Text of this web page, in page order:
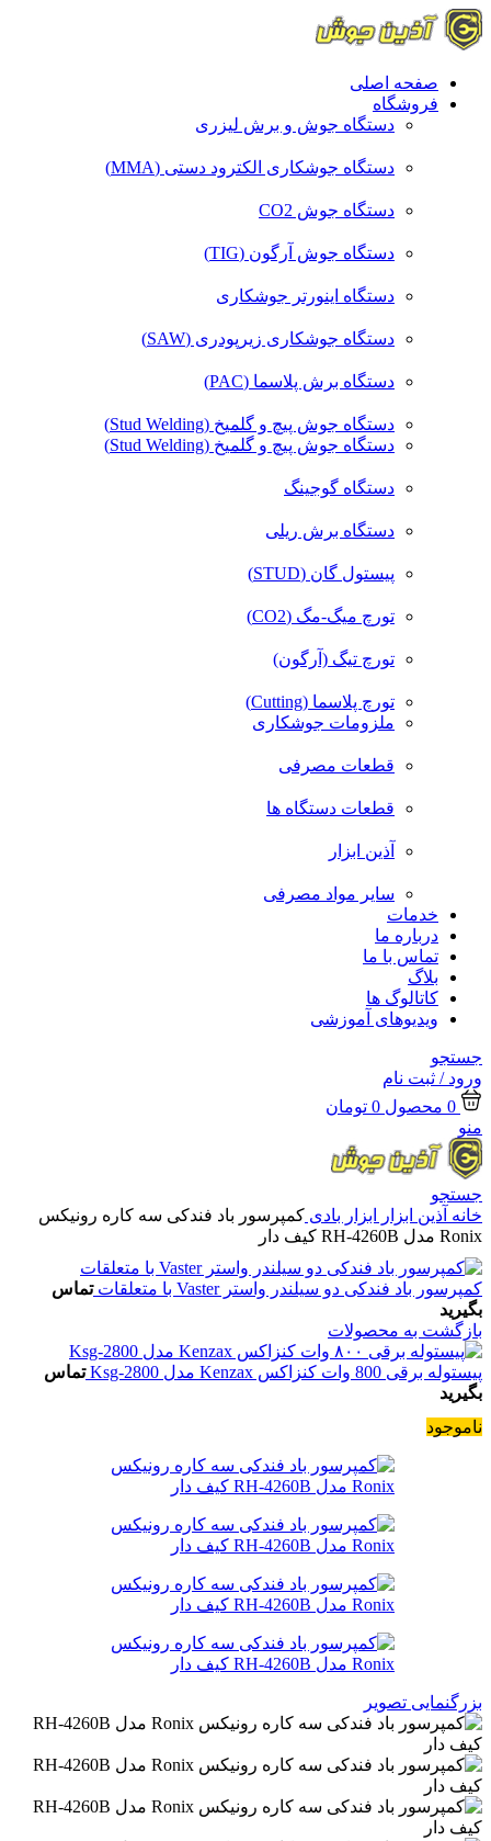
صفحه اصلی
فروشگاه
دستگاه جوش و برش لیزری
دستگاه جوشکاری الکترود دستی (MMA)
دستگاه جوش CO2
دستگاه جوش آرگون (TIG)
دستگاه اینورتر جوشکاری
دستگاه جوشکاری زیرپودری (SAW)
دستگاه برش پلاسما (PAC)
دستگاه جوش پیچ و گلمیخ (Stud Welding)
دستگاه جوش پیچ و گلمیخ (Stud Welding)
دستگاه گوجینگ
دستگاه برش ریلی
پیستول گان (STUD)
تورچ میگ-مگ (CO2)
تورچ تیگ (آرگون)
تورچ پلاسما (Cutting)
ملزومات جوشکاری
قطعات مصرفی
قطعات دستگاه ها
آذین ابزار
سایر مواد مصرفی
خدمات
درباره ما
تماس با ما
بلاگ
کاتالوگ ها
ویدیوهای آموزشی
جستجو
ورود / ثبت نام
0 محصول 0 تومان
منو
جستجو
خانه آذین ابزار ابزار بادی کمپرسور باد فندکی سه کاره رونیکس
Ronix مدل RH-4260B کیف دار
کمپرسور باد فندکی دو سیلندر واستر Vaster با متعلقات
تماس
بگیرید
بازگشت به محصولات
پیستوله برقی 800 وات کنزاکس Kenzax مدل Ksg-2800
تماس
بگیرید
ناموجود
بزرگنمایی تصویر